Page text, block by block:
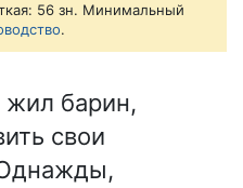
56 зн. Минимальный
.
жил барин,
свои